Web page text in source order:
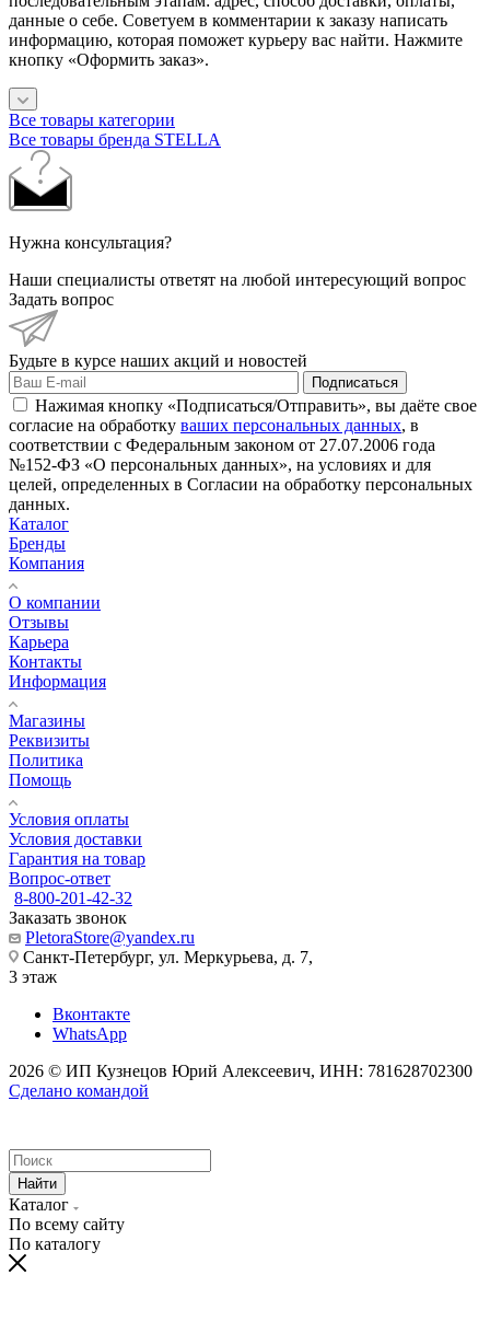
данные о себе. Советуем в комментарии к заказу написать
информацию, которая поможет курьеру вас найти. Нажмите
кнопку «Оформить заказ».
Все товары категории
Все товары бренда STELLA
Нужна консультация?
Наши специалисты ответят на любой интересующий вопрос
Задать вопрос
Будьте в курсе наших акций и новостей
Подписаться
Нажимая кнопку «Подписаться/Отправить», вы даёте свое
согласие на обработку ваших персональных данных, в
соответствии с Федеральным законом от 27.07.2006 года
№152-ФЗ «О персональных данных», на условиях и для
целей, определенных в Согласии на обработку персональных
данных.
Каталог
Бренды
Компания
О компании
Отзывы
Карьера
Контакты
Информация
Магазины
Реквизиты
Политика
Помощь
Условия оплаты
Условия доставки
Гарантия на товар
Вопрос-ответ
8-800-201-42-32
Заказать звонок
PletoraStore@yandex.ru
Санкт-Петербург, ул. Меркурьева, д. 7,
3 этаж
Вконтакте
WhatsApp
2026 © ИП Кузнецов Юрий Алексеевич, ИНН: 781628702300
Сделано командой
Найти
Каталог
По всему сайту
По каталогу